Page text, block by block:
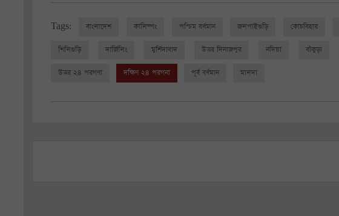
Tags: বাংলাদেশ কালিম্পং পশ্চিম বর্ধমান জলপাইগুড়ি কোচবিহার
শিলিগুড়ি দার্জিলিং মুর্শিদাবাদ উত্তর দিনাজপুর নদিয়া বাঁকুড়া
উত্তর ২৪ পরগণা দক্ষিণ ২৪ পরগনা পূর্ব বর্ধমান মালদা